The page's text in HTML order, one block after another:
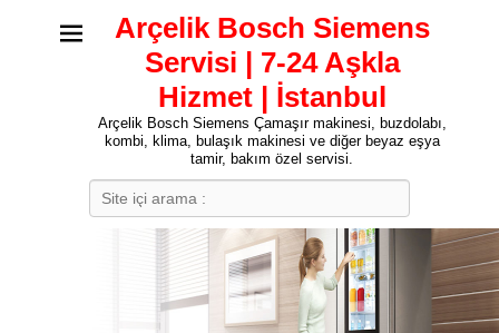
Arçelik Bosch Siemens
Servisi | 7-24 Aşkla
Hizmet | İstanbul
Arçelik Bosch Siemens Çamaşır makinesi, buzdolabı,
kombi, klima, bulaşık makinesi ve diğer beyaz eşya
tamir, bakım özel servisi.